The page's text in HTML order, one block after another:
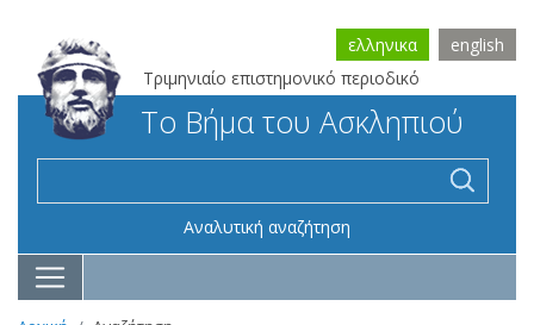
Τριμηνιαίο επιστημονικό περιοδικό
ελληνικα english
Το Βήμα του Ασκληπιού
Αναλυτική αναζήτηση